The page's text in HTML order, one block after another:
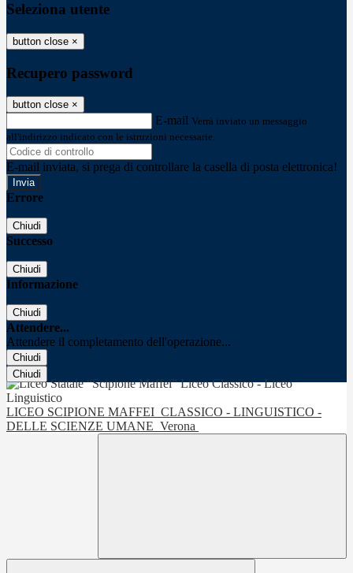
Seleziona utente
button close ×
Recupero password
button close ×
E-mail Verrà inviato un messaggio
all'indirizzo indicato con le istruzioni necessarie.
E-mail inviata, si prega di controllare la casella di posta elettronica!
Errore
Chiudi
Successo
Chiudi
Informazione
Chiudi
Attendere...
Attendere il completamento dell'operazione...
Chiudi
Chiudi
LICEO SCIPIONE MAFFEI CLASSICO - LINGUISTICO -
DELLE SCIENZE UMANE Verona